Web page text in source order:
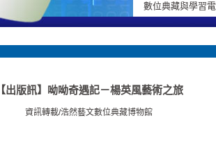
數位典藏與學習
【出版訊】呦呦奇遇記－楊英風藝術之旅
資訊轉載/浩然藝文數位典藏博物館